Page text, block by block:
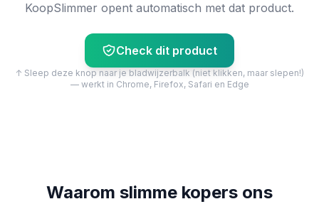
KoopSlimmer opent automatisch met dat product.
Check dit product
↑ Sleep deze knop naar je bladwijzerbalk (niet klikken, maar slepen!)
— werkt in Chrome, Firefox, Safari en Edge
Waarom slimme kopers ons